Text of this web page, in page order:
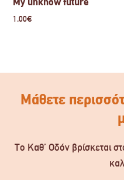
1.00€
Μάθετε
Το Καθ’ Οδόν βρίσκεται